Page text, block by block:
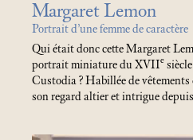
Margaret Lemon
Portrait d’une femme de caractère
Qui était donc cette Margaret
portrait miniature du XVIIe
Custodia? Habillée de vêtements
son regard altier et intrigue